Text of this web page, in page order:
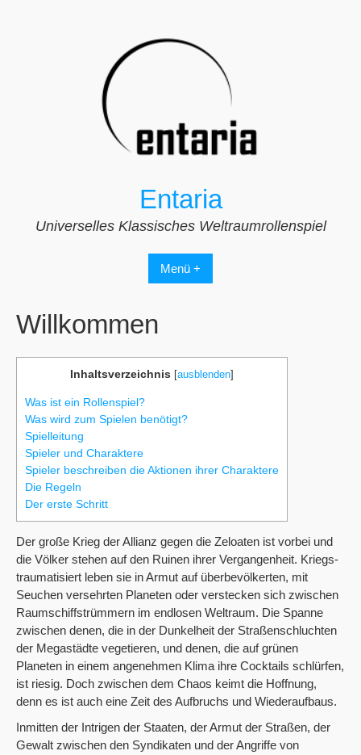
Entaria
Universelles Klassisches Weltraumrollenspiel
Menü +
Willkommen
Inhaltsverzeichnis [ausblenden]
Was ist ein Rollenspiel?
Was wird zum Spielen benötigt?
Spielleitung
Spieler und Charaktere
Spieler beschreiben die Aktionen ihrer Charaktere
Die Regeln
Der erste Schritt
Der große Krieg der Allianz gegen die Zeloaten ist vorbei und
die Völker stehen auf den Ruinen ihrer Vergangenheit. Kriegs­
traumatisiert leben sie in Armut auf überbevölkerten, mit
Seuchen versehrten Planeten oder verstecken sich zwischen
Raumschiffstrümmern im endlosen Weltraum. Die Spanne
zwischen denen, die in der Dunkelheit der Straßenschluchten
der Megastädte vegetieren, und denen, die auf grünen
Planeten in einem angenehmen Klima ihre Cocktails schlürfen,
ist riesig. Doch zwischen dem Chaos keimt die Hoffnung,
denn es ist auch eine Zeit des Aufbruchs und Wiederaufbaus.
Inmitten der Intrigen der Staaten, der Armut der Straßen, der
Gewalt zwischen den Syndikaten und der Angriffe von